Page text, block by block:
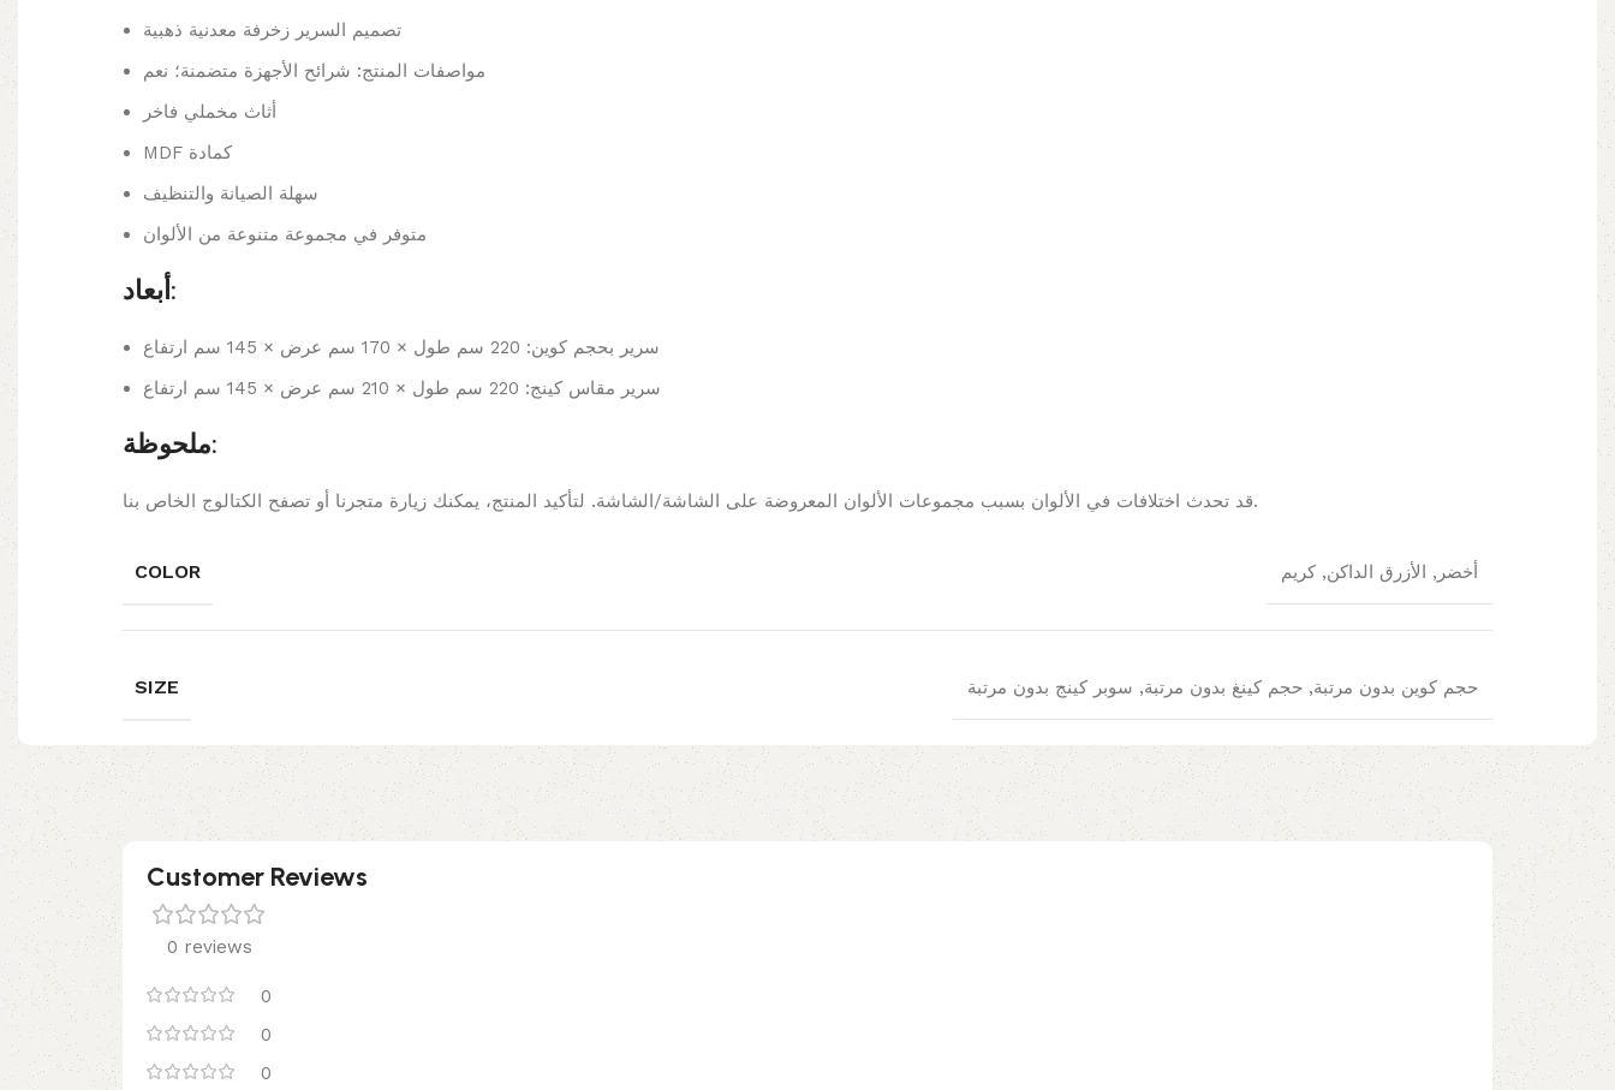
تصميم السرير زخرفة معدنية ذهبية
مواصفات المنتج: شرائح الأجهزة متضمنة؛ نعم
أثاث مخملي فاخر
MDF كمادة
سهلة الصيانة والتنظيف
متوفر في مجموعة متنوعة من الألوان
أبعاد:
سرير بحجم كوين: 220 سم طول × 170 سم عرض × 145 سم ارتفاع
سرير مقاس كينج: 220 سم طول × 210 سم عرض × 145 سم ارتفاع
ملحوظة:
قد تحدث اختلافات في الألوان بسبب مجموعات الألوان المعروضة على الشاشة/الشاشة. لتأكيد المنتج، يمكنك زيارة متجرنا أو تصفح الكتالوج الخاص بنا.
COLOR أخضر, الأزرق الداكن, كريم
SIZE حجم كوين بدون مرتبة, حجم كينغ بدون مرتبة, سوبر كينج بدون مرتبة
Customer Reviews
0 reviews
0
0
0